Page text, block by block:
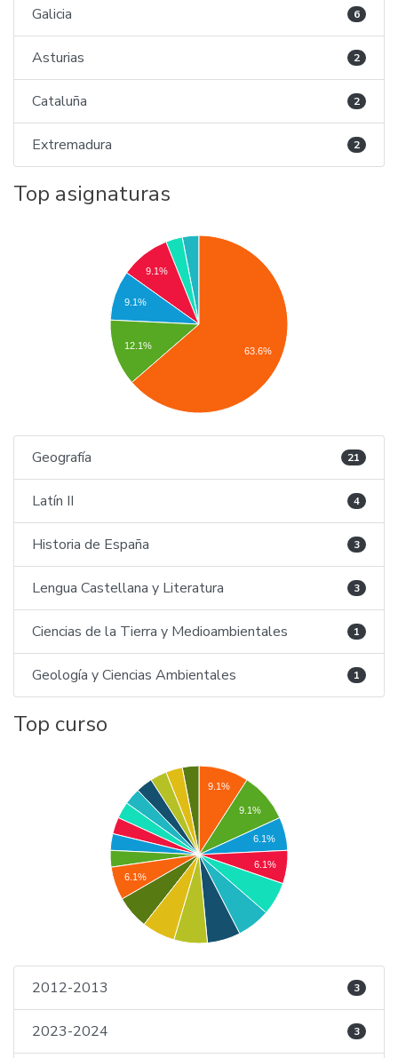
Galicia 6
Asturias 2
Cataluña 2
Extremadura 2
Top asignaturas
9.1%
9.1%
12.1%
63.6%
Geografía 21
Latín II 4
Historia de España 3
Lengua Castellana y Literatura 3
Ciencias de la Tierra y Medioambientales 1
Geología y Ciencias Ambientales 1
Top curso
9.1%
9.1%
6.1%
6.1%
6.1%
2012-2013 3
2023-2024 3